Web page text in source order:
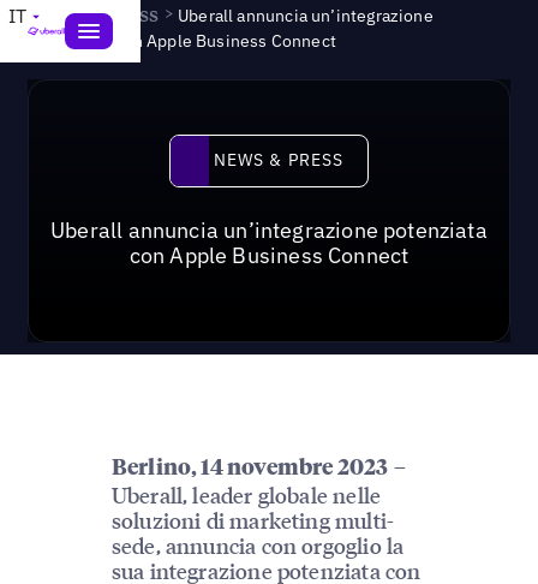
IT News & Press > Uberall annuncia un’integrazione
potenziata con Apple Business Connect
News & Press
NEWS & PRESS
Uberall annuncia un’integrazione potenziata
con Apple Business Connect
Berlino, 14 novembre 2023 –
Uberall, leader globale nelle
soluzioni di marketing multi-
sede, annuncia con orgoglio la
sua integrazione potenziata con